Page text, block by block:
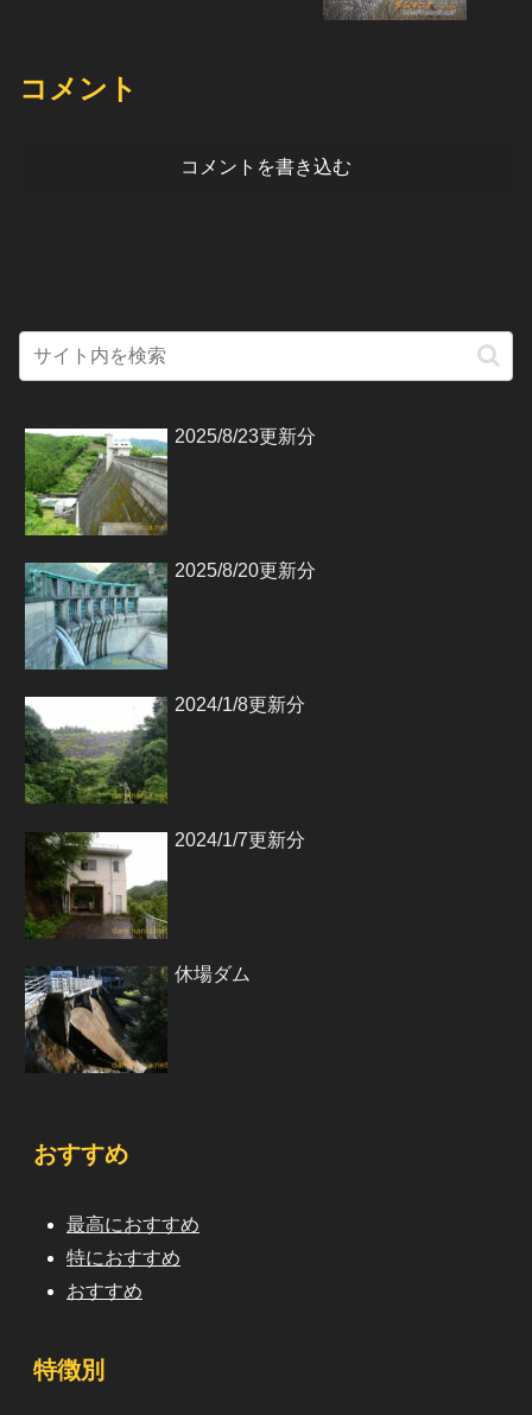
コメント
コメントを書き込む
2025/8/23更新分
2025/8/20更新分
2024/1/8更新分
2024/1/7更新分
休場ダム
おすすめ
最高におすすめ
特におすすめ
おすすめ
特徴別